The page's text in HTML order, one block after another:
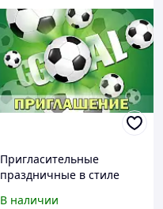
Пригласительные
праздничные в стиле
В наличии